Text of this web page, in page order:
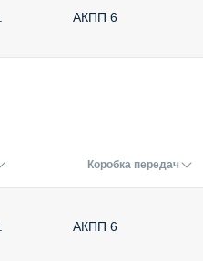
АКПП 6
Коробка передач
АКПП 6